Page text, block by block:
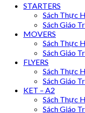
STARTERS
Sách Thực
Sách Giáo
MOVERS
Sách Thực
Sách Giáo
FLYERS
Sách Thực
Sách Giáo
KET – A2
Sách Thực
Sách Giáo